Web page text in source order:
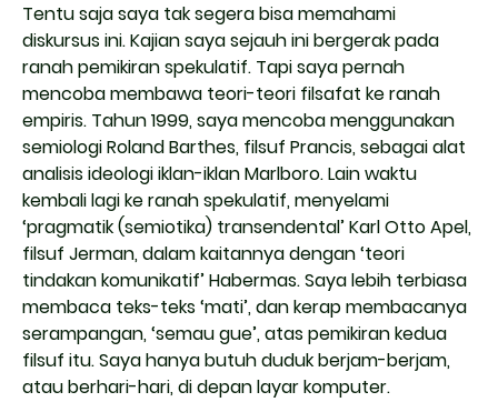
Tentu saja saya tak segera bisa memahami
diskursus ini. Kajian saya sejauh ini bergerak pada
ranah pemikiran spekulatif. Tapi saya pernah
mencoba membawa teori-teori filsafat ke ranah
empiris. Tahun 1999, saya mencoba menggunakan
semiologi Roland Barthes, filsuf Prancis, sebagai alat
analisis ideologi iklan-iklan Marlboro. Lain waktu
kembali lagi ke ranah spekulatif, menyelami
‘pragmatik (semiotika) transendental’ Karl Otto Apel,
filsuf Jerman, dalam kaitannya dengan ‘teori
tindakan komunikatif’ Habermas. Saya lebih terbiasa
membaca teks-teks ‘mati’, dan kerap membacanya
serampangan, ‘semau gue’, atas pemikiran kedua
filsuf itu. Saya hanya butuh duduk berjam-berjam,
atau berhari-hari, di depan layar komputer.